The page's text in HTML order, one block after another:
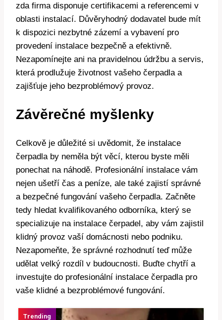
zda firma disponuje certifikacemi a referencemi v
oblasti instalací. Důvěryhodný dodavatel bude mít
k dispozici nezbytné zázemí a vybavení pro
provedení instalace bezpečně a efektivně.
Nezapomínejte ani na pravidelnou údržbu a servis,
která prodlužuje životnost vašeho čerpadla a
zajišťuje jeho bezproblémový provoz.
Závěrečné myšlenky
Celkově je důležité si uvědomit, že instalace
čerpadla by neměla být věcí, kterou byste měli
ponechat na náhodě. Profesionální instalace vám
nejen ušetří čas a peníze, ale také zajistí správné
a bezpečné fungování vašeho čerpadla. Začněte
tedy hledat kvalifikovaného odborníka, který se
specializuje na instalace čerpadel, aby vám zajistil
klidný provoz vaší domácnosti nebo podniku.
Nezapomeňte, že správné rozhodnutí teď může
udělat velký rozdíl v budoucnosti. Buďte chytří a
investujte do profesionální instalace čerpadla pro
vaše klidné a bezproblémové fungování.